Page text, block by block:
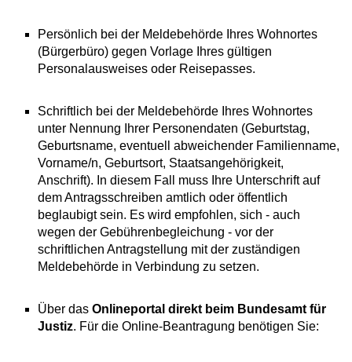
Persönlich bei der Meldebehörde Ihres Wohnortes
(Bürgerbüro) gegen Vorlage Ihres gültigen
Personalausweises oder Reisepasses.
Schriftlich bei der Meldebehörde Ihres Wohnortes
unter Nennung Ihrer Personendaten (Geburtstag,
Geburtsname, eventuell abweichender Familienname,
Vorname/n, Geburtsort, Staatsangehörigkeit,
Anschrift). In diesem Fall muss Ihre Unterschrift auf
dem Antragsschreiben amtlich oder öffentlich
beglaubigt sein. Es wird empfohlen, sich - auch
wegen der Gebührenbegleichung - vor der
schriftlichen Antragstellung mit der zuständigen
Meldebehörde in Verbindung zu setzen.
Über das Onlineportal direkt beim Bundesamt für
Justiz. Für die Online-Beantragung benötigen Sie: